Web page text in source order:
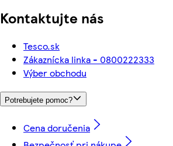
Kontaktujte nás
Tesco.sk
Zákaznícka linka - 0800222333
Výber obchodu
Potrebujete pomoc?
Cena doručenia